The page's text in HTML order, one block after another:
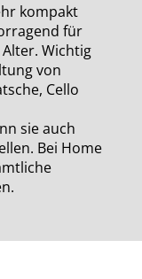
kompakt
für
Wichtig
von
Cello
sie auch
Bei Home